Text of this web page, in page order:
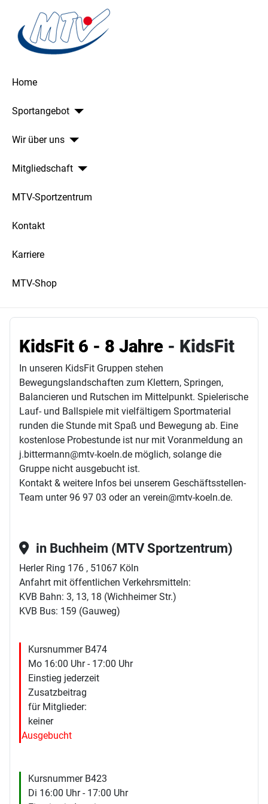
Home
Sportangebot
Wir über uns
Mitgliedschaft
MTV-Sportzentrum
Kontakt
Karriere
MTV-Shop
KidsFit 6 - 8 Jahre - KidsFit
In unseren KidsFit Gruppen stehen
Bewegungslandschaften zum Klettern, Springen,
Balancieren und Rutschen im Mittelpunkt. Spielerische
Lauf- und Ballspiele mit vielfältigem Sportmaterial
runden die Stunde mit Spaß und Bewegung ab. Eine
kostenlose Probestunde ist nur mit Voranmeldung an
j.bittermann@mtv-koeln.de möglich, solange die
Gruppe nicht ausgebucht ist.
Kontakt & weitere Infos bei unserem Geschäftsstellen-
Team unter 96 97 03 oder an verein@mtv-koeln.de.
in Buchheim (MTV Sportzentrum)
Herler Ring 176 , 51067 Köln
Anfahrt mit öffentlichen Verkehrsmitteln:
KVB Bahn: 3, 13, 18 (Wichheimer Str.)
KVB Bus: 159 (Gauweg)
Kursnummer B474
Mo 16:00 Uhr - 17:00 Uhr
Einstieg jederzeit
Zusatzbeitrag
für Mitglieder:
keiner
Ausgebucht
Kursnummer B423
Di 16:00 Uhr - 17:00 Uhr